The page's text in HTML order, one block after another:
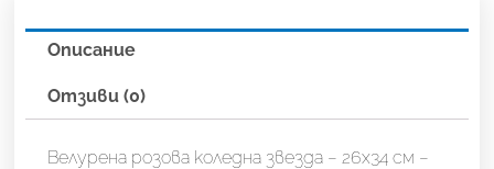
коледна
звезда
26х34
Описание
Отзиви (0)
Велурена розова коледна звезда – 26х34 см –